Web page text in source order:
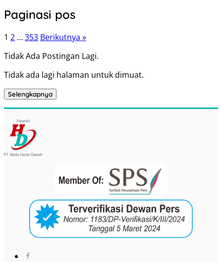
Paginasi pos
1 2 …353 Berikutnya »
Tidak Ada Postingan Lagi.
Tidak ada lagi halaman untuk dimuat.
Selengkapnya